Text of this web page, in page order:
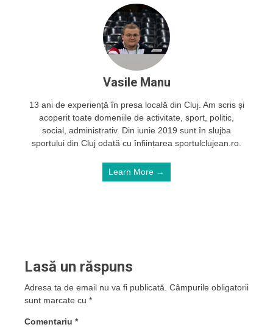
Vasile Manu
13 ani de experiență în presa locală din Cluj. Am scris și
acoperit toate domeniile de activitate, sport, politic,
social, administrativ. Din iunie 2019 sunt în slujba
sportului din Cluj odată cu înființarea sportulclujean.ro.
Learn More →
Lasă un răspuns
Adresa ta de email nu va fi publicată. Câmpurile obligatorii
sunt marcate cu *
Comentariu *